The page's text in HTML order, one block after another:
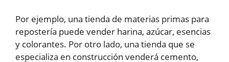
Por ejemplo, una tienda de materias primas para
repostería puede vender harina, azúcar, esencias
y colorantes. Por otro lado, una tienda que se
especializa en construcción venderá cemento,